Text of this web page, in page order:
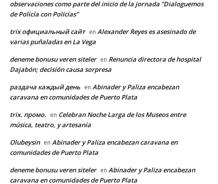
observaciones como parte del inicio de la jornada “Dialoguemos
de Policía con Policías”
trix официальный сайт en Alexander Reyes es asesinado de
varias puñaladas en La Vega
deneme bonusu veren siteler en Renuncia directora de hospital
Dajabón; decisión causa sorpresa
раздача каждый день en Abinader y Paliza encabezan
caravana en comunidades de Puerto Plata
trix. промо. en Celebran Noche Larga de los Museos entre
música, teatro, y artesanía
Olubeysin en Abinader y Paliza encabezan caravana en
comunidades de Puerto Plata
deneme bonusu veren siteler en Abinader y Paliza encabezan
caravana en comunidades de Puerto Plata